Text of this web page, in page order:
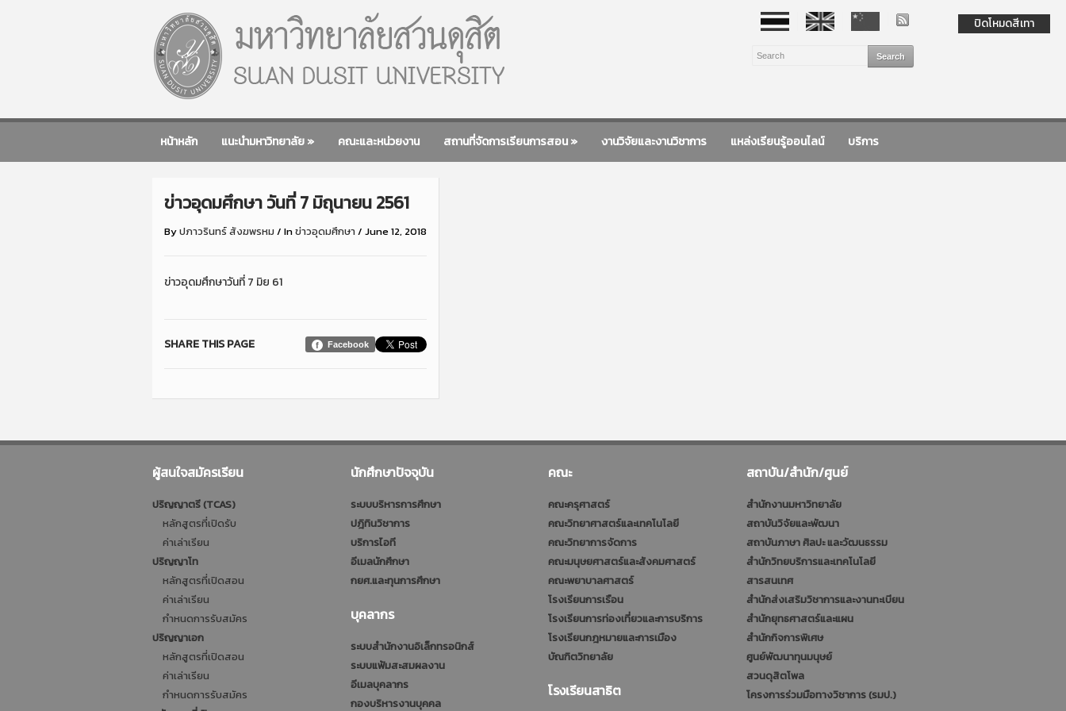
หน้าหลัก แนะนำมหาวิทยาลัย» คณะและหน่วยงาน สถานที่จัดการเรียนการสอน» งานวิจัยและงานวิชาการ แหล่งเรียนรู้ออนไลน์ บริการ
ข่าวอุดมศึกษา วันที่ 7 มิถุนายน 2561
Byปภาวรินทร์ สังฆพรหม / Inข่าวอุดมศึกษา/ June 12, 2018
ข่าวอุดมศึกษาวันที่ 7 มิย 61
Facebook
SHARE THIS PAGE
ผู้สนใจสมัครเรียน
ปริญญาตรี (TCAS)
หลักสูตรที่เปิดรับ
ค่าเล่าเรียน
ปริญญาโท
หลักสูตรที่เปิดสอน
ค่าเล่าเรียน
กำหนดการรับสมัคร
ปริญญาเอก
หลักสูตรที่เปิดสอน
ค่าเล่าเรียน
กำหนดการรับสมัคร
นักศึกษาปัจจุบัน
ระบบบริหารการศึกษา
ปฎิทินวิชาการ
บริการไอที
อีเมลนักศึกษา
กยศ.และทุนการศึกษา
บุคลากร
ระบบสำนักงานอิเล็กทรอนิกส์
ระบบแฟ้มสะสมผลงาน
อีเมลบุคลากร
กองบริหารงานบุคคล
คณะ
คณะครุศาสตร์
คณะวิทยาศาสตร์และเทคโนโลยี
คณะวิทยาการจัดการ
คณะมนุษยศาสตร์และสังคมศาสตร์
คณะพยาบาลศาสตร์
โรงเรียนการเรือน
โรงเรียนการท่องเที่ยวและการบริการ
โรงเรียนกฎหมายและการเมือง
บัณฑิตวิทยาลัย
โรงเรียนสาธิต
สถาบัน/สำนัก/ศูนย์
สำนักงานมหาวิทยาลัย
สถาบันวิจัยและพัฒนา
สถาบันภาษา ศิลปะ และวัฒนธรรม
สำนักวิทยบริการและเทคโนโลยี
สารสนเทศ
สำนักส่งเสริมวิชาการและงานทะเบียน
สำนักยุทธศาสตร์และแผน
สำนักกิจการพิเศษ
ศูนย์พัฒนาทุนมนุษย์
สวนดุสิตโพล
โครงการร่วมมือทางวิชาการ (รมป.)
ปิดโหมดสีเทา